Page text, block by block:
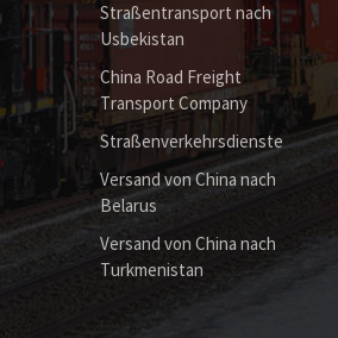
Straßentransport nach
Usbekistan
China Road Freight
Transport Company
Straßenverkehrsdienste
Versand von China nach
Belarus
Versand von China nach
Turkmenistan